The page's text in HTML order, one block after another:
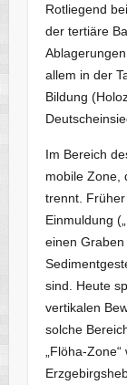
Rotliegend
der tertiäre
allem in der
Bildung
Im Bereich
mobile Zone,
trennt.
Einmuldung
einen
sind. Heute
vertikalen
solche
„Flöha-